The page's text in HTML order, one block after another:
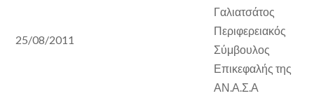
25/08/2011
Γαλιατσάτος
Περιφερειακός
Σύμβουλος
Επικεφαλής της
ΑΝ.Α.Σ.Α